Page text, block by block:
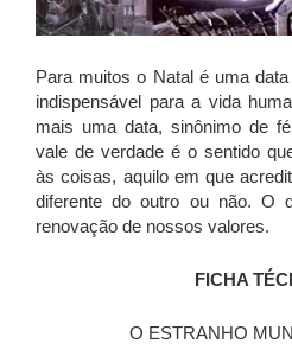
Para muitos o Natal é uma
indispensável para a vida
mais uma data, sinônimo de
vale de verdade é o sentido
às coisas, aquilo em que
diferente do outro ou não. O
renovação de nossos valores.
FICHA
O ESTRANHO